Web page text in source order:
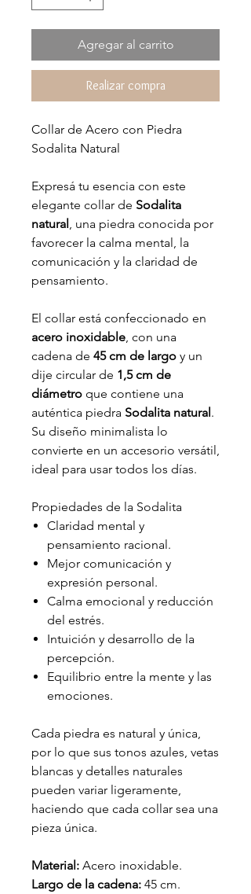
Agregar al carrito
Realizar compra
Collar de Acero con Piedra
Sodalita Natural
Expresá tu esencia con este
elegante collar de Sodalita
natural, una piedra conocida por
favorecer la calma mental, la
comunicación y la claridad de
pensamiento.
El collar está confeccionado en
acero inoxidable, con una
cadena de 45 cm de largo y un
dije circular de 1,5 cm de
diámetro que contiene una
auténtica piedra Sodalita natural.
Su diseño minimalista lo
convierte en un accesorio versátil,
ideal para usar todos los días.
Propiedades de la Sodalita
Claridad mental y
pensamiento racional.
Mejor comunicación y
expresión personal.
Calma emocional y reducción
del estrés.
Intuición y desarrollo de la
percepción.
Equilibrio entre la mente y las
emociones.
Cada piedra es natural y única,
por lo que sus tonos azules, vetas
blancas y detalles naturales
pueden variar ligeramente,
haciendo que cada collar sea una
pieza única.
Material: Acero inoxidable.
Largo de la cadena: 45 cm.